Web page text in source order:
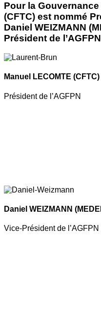
Pour la Gouvernance
(CFTC) est nommé
Daniel WEIZMANN
Président de
Manuel LECOMTE (CFTC)
Président de l’AGFPN
Daniel WEIZMANN
Vice-Président de l’AGFPN